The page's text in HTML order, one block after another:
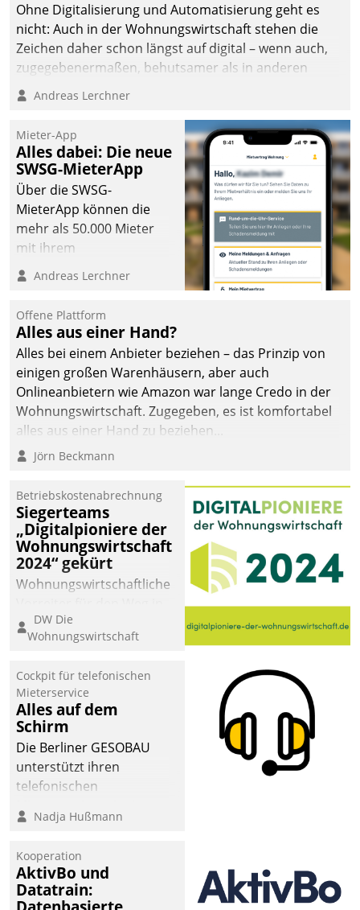
Ohne Digitalisierung und Automatisierung geht es
nicht: Auch in der Wohnungswirtschaft stehen die
Zeichen daher schon längst auf digital – wenn auch,
zugegebenermaßen, behutsamer als in anderen
Branchen.
Andreas Lerchner
Mieter-App
Alles dabei: Die neue
SWSG-MieterApp
Über die SWSG-
MieterApp können die
mehr als 50.000 Mieter
mit ihrem
Wohnungsunternehmen
kommunizieren, auf dem
einsehen und ändern
oder
Schadensmeldungen
abgeben – rund um die
Uhr.
Andreas Lerchner
Offene Plattform
Alles aus einer Hand?
Alles bei einem Anbieter beziehen – das Prinzip von
einigen großen Warenhäusern, aber auch
Onlineanbietern wie Amazon war lange Credo in der
Wohnungswirtschaft. Zugegeben, es ist komfortabel
alles aus einer Hand zu beziehen...
Jörn Beckmann
Betriebskostenabrechnung
Siegerteams
„Digitalpioniere der
Wohnungswirtschaft
2024“ gekürt
Wohnungswirtschaftliche
eine digitale Zukunft zu
finden, ist das Ziel des
der
Wohnungswirtschaft“.
Bewerben können sich
dafür ein Team
bestehend aus
Wohnungsunternehmen
und PropTech.
DW Die
Wohnungswirtschaft
Cockpit für telefonischen
Mieterservice
Alles auf dem
Schirm
Die Berliner GESOBAU
unterstützt ihren
telefonischen
digitalen Cockpit, das
passende Fragen und
Schlagworte auswirft.
Eine intuitive
Nadja Hußmann
Kooperation
AktivBo und
Datatrain: